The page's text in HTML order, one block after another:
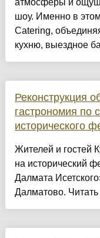
атмосферы и
шоу. Именно в
Catering,
кухню, выездное
Реконструкция
гастрономия по
исторического
Жителей и гостей
на исторический
Далмата
Далматово. Читать